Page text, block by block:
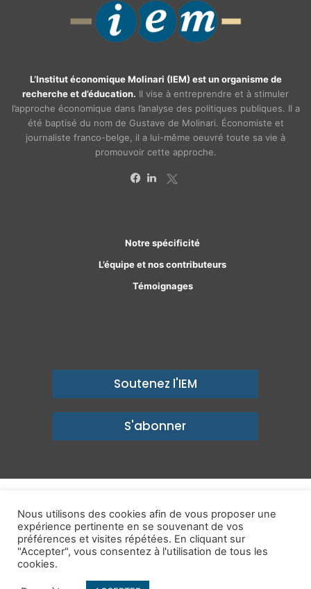
L’Institut économique Molinari (IEM) est un organisme de
recherche et d’éducation. Il vise à entreprendre et à stimuler
l’approche économique dans l’analyse des politiques publiques. Il a
été baptisé du nom de Gustave de Molinari. Économiste et
journaliste franco-belge, il a lui-même oeuvré toute sa vie à
promouvoir cette approche.
Notre spécificité
L’équipe et nos contributeurs
Témoignages
Soutenez l'IEM
S'abonner
un avenir prospère
Mentions légales-Politique de confidentialité-Contact
Publications
Nous utilisons des cookies afin de vous proposer une
expérience pertinente en se souvenant de vos
préférences et visites répétées. En cliquant sur
"Accepter", vous consentez à l'utilisation de tous les
cookies.